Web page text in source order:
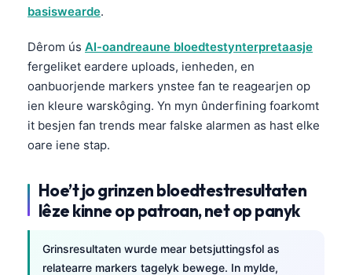
basiswearde.
Dêrom ús AI-oandreaune bloedtestynterpretaasje
fergeliket eardere uploads, ienheden, en
oanbuorjende markers ynstee fan te reagearjen op
ien kleure warskôging. Yn myn ûnderfining foarkomt
it besjen fan trends mear falske alarmen as hast elke
oare iene stap.
Hoe’t jo grinzen bloedtestresultaten
lêze kinne op patroan, net op panyk
Grinsresultaten wurde mear betsjuttingsfol as
relatearre markers tagelyk bewege. In mylde,
Kiswahili
አማርኛ
Українська
O‘zbekcha
Қазақ тілі
Suomi
Hrvatski
Slovenčina
پښتو